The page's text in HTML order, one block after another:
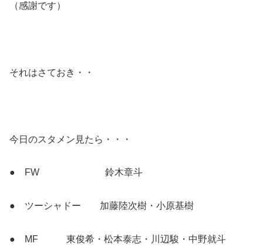
（感謝です）
それはさておき・・
今日のスタメン見たら・・・
● FW 鈴木章斗
● ツーシャドー 加藤陸次樹・小原基樹
● MF 東俊希・松本泰志・川辺駿・中野就斗